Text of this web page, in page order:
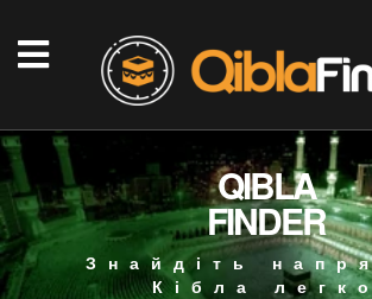
QIBLA
FINDER
Знайдіть
Кібла